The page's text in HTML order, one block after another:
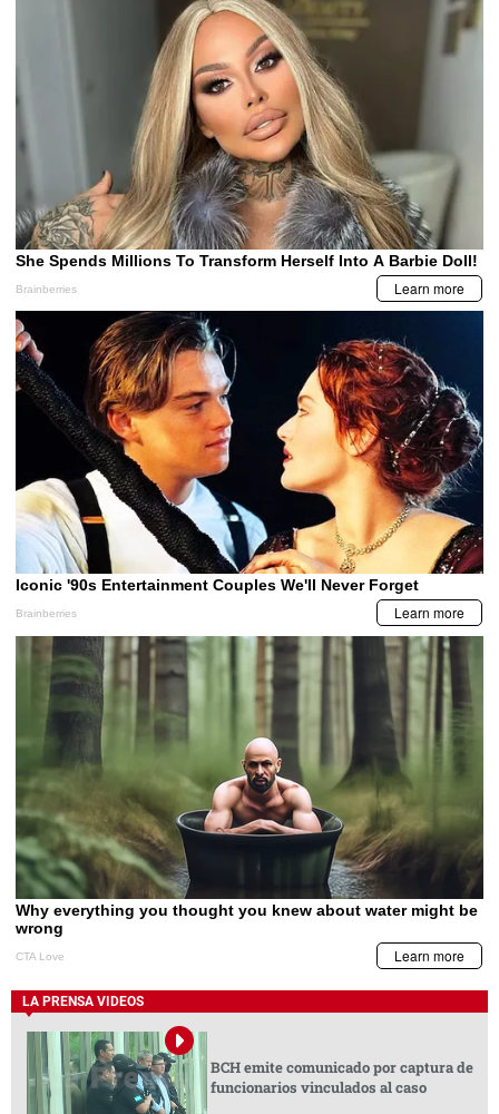
LA PRENSA VIDEOS
BCH emite comunicado por captura de
funcionarios vinculados al caso